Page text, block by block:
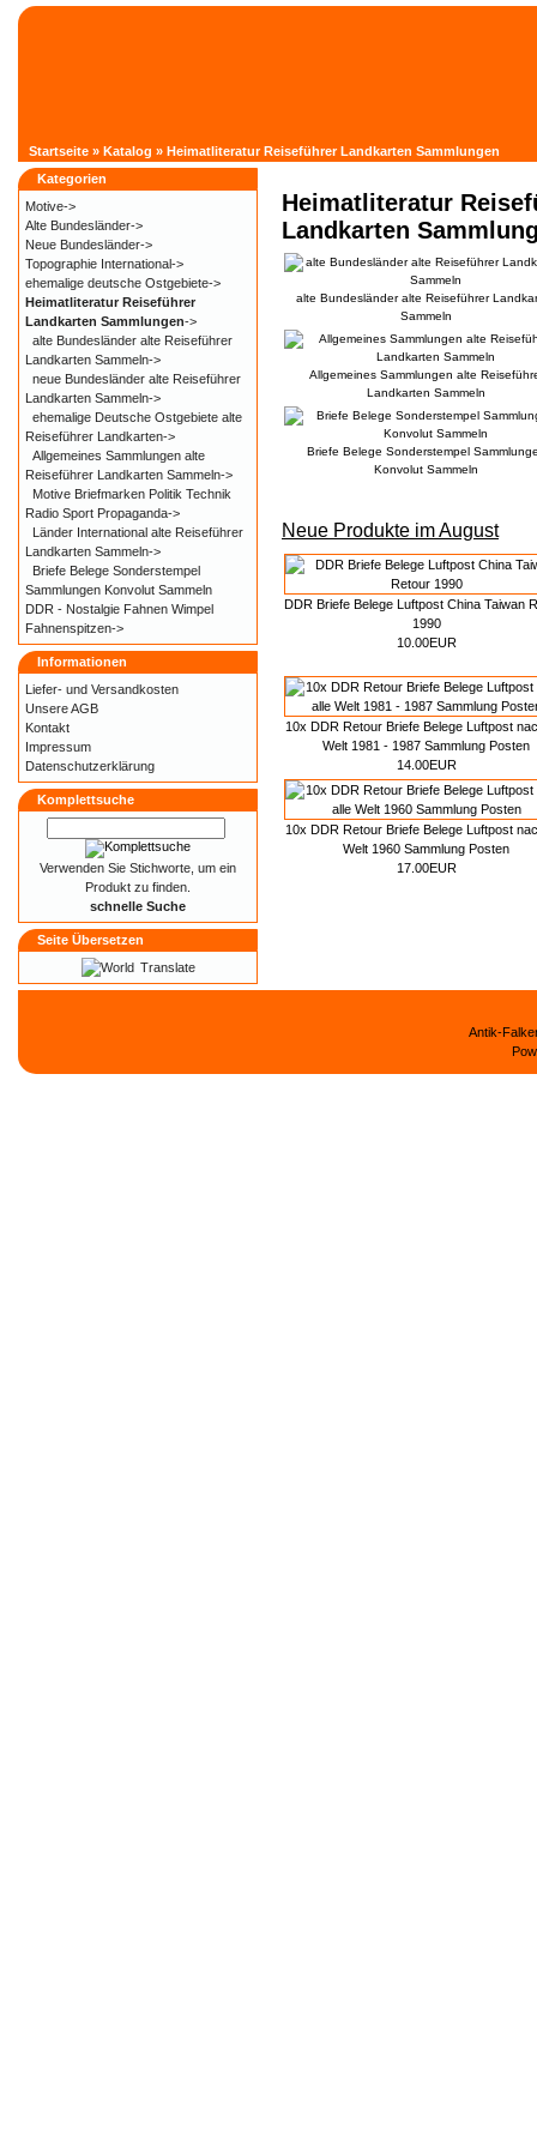
Startseite » Katalog » Heimatliteratur Reiseführer Landkarten Sammlungen
Heimatliteratur
Landkarten
alte Bundesländer alte Reiseführer
Sammeln
Allgemeines Sammlungen alte
Landkarten Sammeln
Briefe Belege Sonderstempel
Konvolut Sammeln
Neue Produkte im August
DDR Briefe Belege Luftpost China Taiwan
1990
10.00EUR
10x DDR Retour Briefe Belege Luftpost
Welt 1981 - 1987 Sammlung Posten
14.00EUR
10x DDR Retour Briefe Belege Luftpost
Welt 1960 Sammlung Posten
17.00EUR
Kategorien
Motive->
Alte Bundesländer->
Neue Bundesländer->
Topographie International->
ehemalige deutsche Ostgebiete->
Heimatliteratur Reiseführer
Landkarten Sammlungen->
alte Bundesländer alte Reiseführer
Landkarten Sammeln->
neue Bundesländer alte Reiseführer
Landkarten Sammeln->
ehemalige Deutsche Ostgebiete alte
Reiseführer Landkarten->
Allgemeines Sammlungen alte
Reiseführer Landkarten Sammeln->
Motive Briefmarken Politik Technik
Radio Sport Propaganda->
Länder International alte Reiseführer
Landkarten Sammeln->
Briefe Belege Sonderstempel
Sammlungen Konvolut Sammeln
DDR - Nostalgie Fahnen Wimpel
Fahnenspitzen->
Informationen
Liefer- und Versandkosten
Unsere AGB
Kontakt
Impressum
Datenschutzerklärung
Komplettsuche
Verwenden Sie Stichworte, um ein
Produkt zu finden.
schnelle Suche
Seite Übersetzen
Translate
Antik-